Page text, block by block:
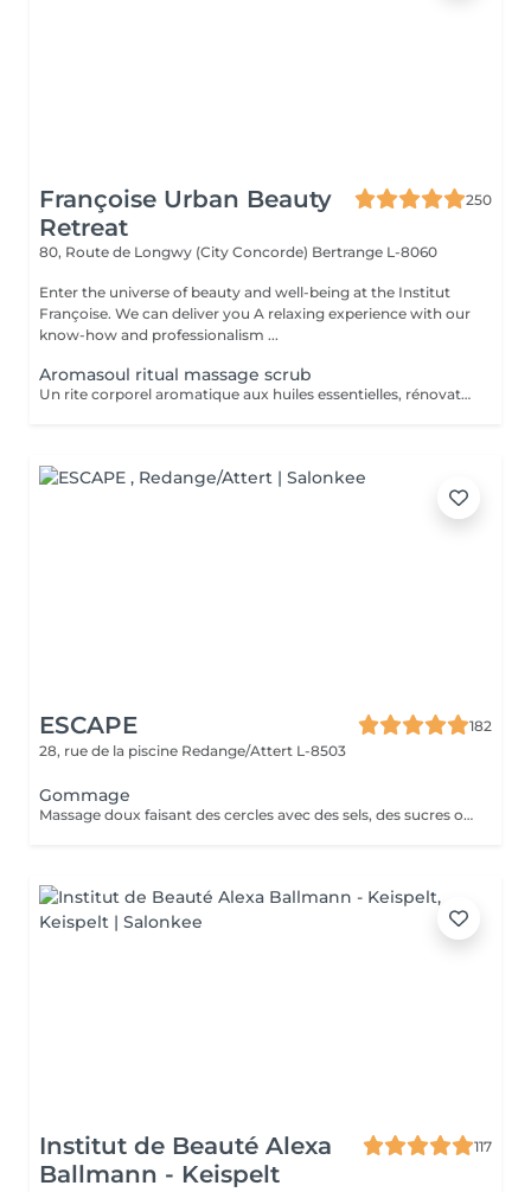
Françoise Urban Beauty
Retreat
250
80, Route de Longwy (City Concorde) Bertrange L-8060
Enter the universe of beauty and well-being at the Institut
Françoise. We can deliver you A relaxing experience with our
know-how and professionalism ...
Aromasoul ritual massage scrub
Un rite corporel aromatique aux huiles essentielles, rénovateur et unique. Le corps est complètement gommé.
ESCAPE
182
28, rue de la piscine Redange/Attert L-8503
Gommage
Massage doux faisant des cercles avec des sels, des sucres ou des argiles et des huiles essentielles. Parfait pour combiner avec Sauna, Hamman ou un de nos Massages.
Institut de Beauté Alexa
Ballmann - Keispelt
117